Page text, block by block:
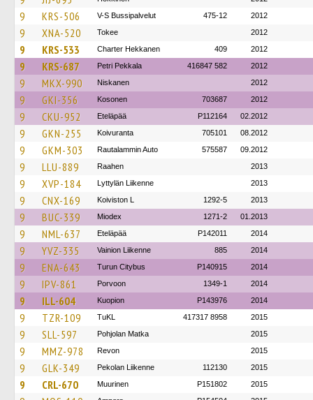
9 KRS-506 V-S Bussipalvelut 475-12 2012
9 XNA-520 Tokee 2012
9 KRS-533 Charter Hekkanen 409 2012
9 KRS-687 Petri Pekkala 416847 582 2012
9 MKX-990 Niskanen 2012
9 GKI-356 Kosonen 703687 2012
9 CKU-952 Eteläpää P112164 02.2012
9 GKN-255 Koivuranta 705101 08.2012
9 GKM-303 Rautalammin Auto 575587 09.2012
9 LLU-889 Raahen 2013
9 XVP-184 Lyttylän Liikenne 2013
9 CNX-169 Koiviston L 1292-5 2013
9 BUC-339 Miodex 1271-2 01.2013
9 NML-637 Eteläpää P142011 2014
9 YVZ-335 Vainion Liikenne 885 2014
9 ENA-643 Turun Citybus P140915 2014
9 IPV-861 Porvoon 1349-1 2014
9 ILL-604 Kuopion P143976 2014
9 TZR-109 TuKL 417317 8958 2015
9 SLL-597 Pohjolan Matka 2015
9 MMZ-978 Revon 2015
9 GLK-349 Pekolan Liikenne 112130 2015
9 CRL-670 Muurinen P151802 2015